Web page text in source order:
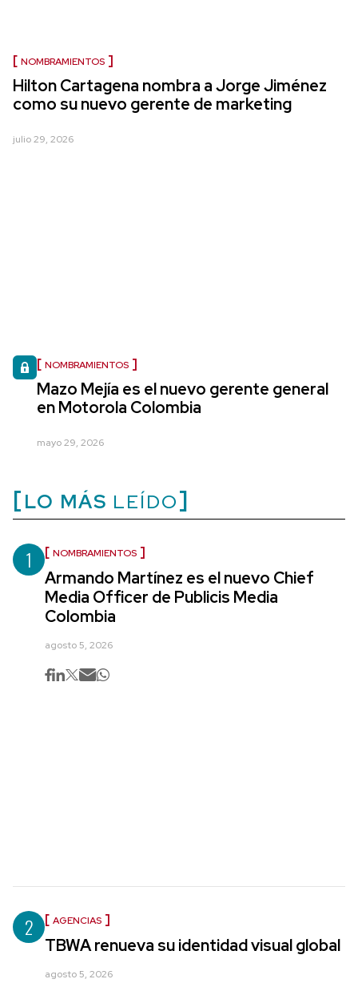
NOMBRAMIENTOS
Hilton Cartagena nombra a Jorge Jiménez
como su nuevo gerente de marketing
julio 29, 2026
NOMBRAMIENTOS
Mazo Mejía es el nuevo gerente general
en Motorola Colombia
mayo 29, 2026
LO MÁS LEÍDO
1 NOMBRAMIENTOS
Armando Martínez es el nuevo Chief
Media Officer de Publicis Media
Colombia
agosto 5, 2026
2 AGENCIAS
TBWA renueva su identidad visual global
agosto 5, 2026